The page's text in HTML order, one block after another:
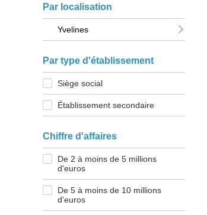
Par localisation
Yvelines
Par type d'établissement
Siège social
Établissement secondaire
Chiffre d'affaires
De 2 à moins de 5 millions
d'euros
De 5 à moins de 10 millions
d'euros